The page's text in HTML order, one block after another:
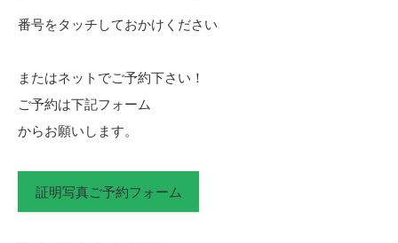
番号をタッチしておかけください
またはネットでご予約下さい！
ご予約は下記フォーム
からお願いします。
証明写真ご予約フォーム